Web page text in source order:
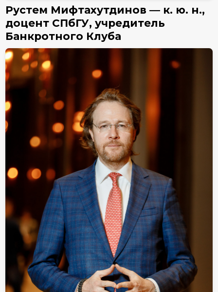
Рустем Мифтахутдинов — к. ю. н.,
доцент СПбГУ, учредитель
Банкротного Клуба